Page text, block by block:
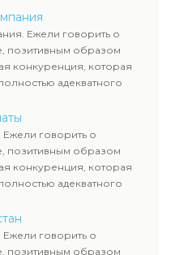
Ежели говорить о
позитивным образом
конкуренция, которая
адекватного
Ежели говорить о
позитивным образом
конкуренция, которая
адекватного
Ежели говорить о
позитивным образом